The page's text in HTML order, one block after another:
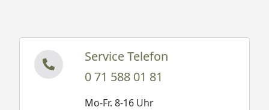
Service Telefon
0 71 588 01 81
Mo-Fr. 8-16 Uhr